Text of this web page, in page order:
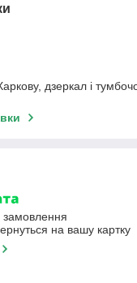
дзеркал і
замовлення
на вашу картку